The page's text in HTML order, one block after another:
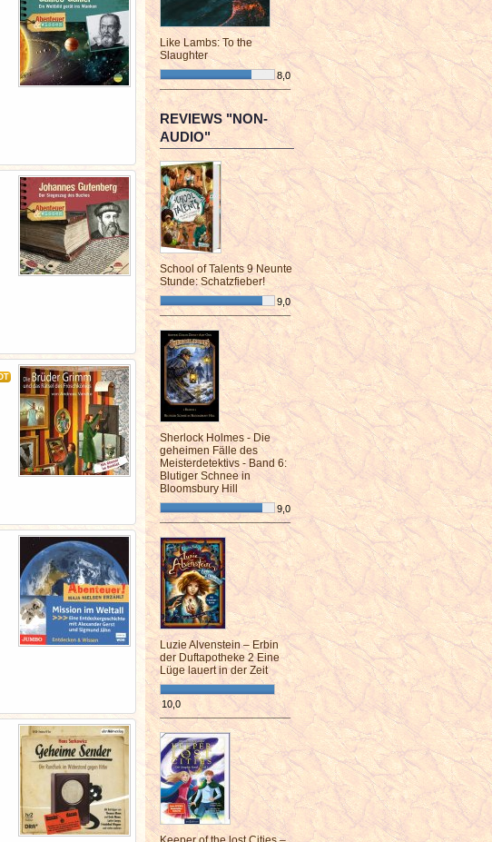
Like Lambs: To the
Slaughter
8,0
¯¯¯¯¯¯¯¯¯¯¯¯¯¯¯¯¯¯¯¯¯¯¯¯
REVIEWS "NON-
AUDIO"
School of Talents 9 Neunte
Stunde: Schatzfieber!
9,0
¯¯¯¯¯¯¯¯¯¯¯¯¯¯¯¯¯¯¯¯¯¯¯¯
Sherlock Holmes - Die
geheimen Fälle des
Meisterdetektivs - Band 6:
Blutiger Schnee in
Bloomsbury Hill
9,0
¯¯¯¯¯¯¯¯¯¯¯¯¯¯¯¯¯¯¯¯¯¯¯¯
Luzie Alvenstein – Erbin
der Duftapotheke 2 Eine
Lüge lauert in der Zeit
10,0
¯¯¯¯¯¯¯¯¯¯¯¯¯¯¯¯¯¯¯¯¯¯¯¯